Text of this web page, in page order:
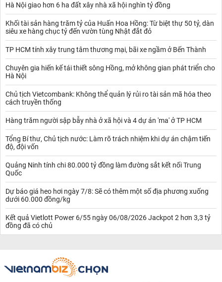
Hà Nội giao hơn 6 ha đất xây nhà xã hội nghìn tỷ đồng
Khối tài sản hàng trăm tỷ của Huấn Hoa Hồng: Từ biệt thự 50 tỷ, dàn
siêu xe hàng chục tỷ đến vườn tùng Nhật đắt đỏ
TP HCM tính xây trung tâm thương mại, bãi xe ngầm ở Bến Thành
Chuyên gia hiến kế tái thiết sông Hồng, mở không gian phát triển cho
Hà Nội
Chủ tịch Vietcombank: Không thể quản lý rủi ro tài sản mã hóa theo
cách truyền thống
Hàng trăm người sập bẫy nhà ở xã hội và 4 dự án 'ma' ở TP HCM
Tổng Bí thư, Chủ tịch nước: Làm rõ trách nhiệm khi dự án chậm tiến
độ, đội vốn
Quảng Ninh tính chi 80.000 tỷ đồng làm đường sắt kết nối Trung
Quốc
Dự báo giá heo hơi ngày 7/8: Sẽ có thêm một số địa phương xuống
dưới 60.000 đồng/kg
Kết quả Vietlott Power 6/55 ngày 06/08/2026 Jackpot 2 hơn 3,3 tỷ
đồng đã có chủ